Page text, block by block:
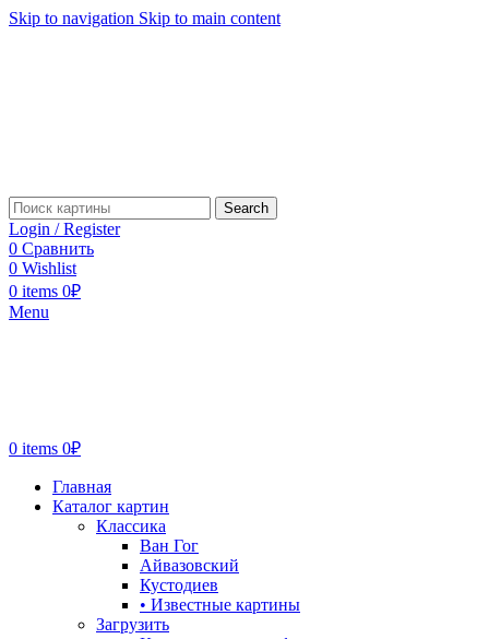
Skip to navigation Skip to main content
Search
Login / Register
0 Сравнить
0 Wishlist
0 items 0₽
Menu
0 items 0₽
Главная
Каталог картин
Классика
Ван Гог
Айвазовский
Кустодиев
• Известные картины
Загрузить